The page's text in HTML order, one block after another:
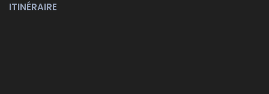
ITINÉRAIRE